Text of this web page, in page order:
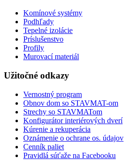
Komínové systémy
Podhľady
Tepelné izolácie
Príslušenstvo
Profily
Murovací materiál
Užitočné odkazy
Vernostný program
Obnov dom so STAVMAT-om
Strechy so STAVMATom
Konfigurátor interiérových dverí
Kúrenie a rekuperácia
Oznámenie o ochrane os. údajov
Cenník paliet
Pravidlá súťaže na Facebooku